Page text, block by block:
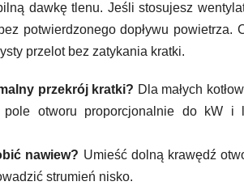
dawkę tlenu. Jeśli stosujesz
potwierdzonego dopływu
przelot bez zatykania kratki.
przekrój kratki? Dla małych
otworu proporcjonalnie do kW i
nawiew? Umieść dolną krawędź
strumień nisko.